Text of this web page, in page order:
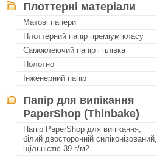
Плоттерні матеріали
Матові папери
Плоттерний папір преміум класу
Самоклеючий папір і плівка
Полотно
Інженерний папір
Папір для випікання
PaperShop (Thinbake)
Папір PaperShop для випікання,
білий двосторонній силіконізований,
щільністю 39 г/м2